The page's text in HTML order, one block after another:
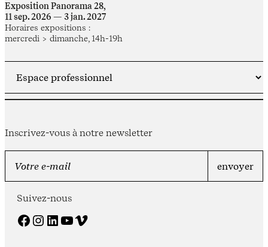
Exposition Panorama 28,
11 sep. 2026 — 3 jan. 2027
Horaires expositions :
mercredi > dimanche, 14h-19h
Inscrivez-vous à notre newsletter
Suivez-nous
Facebook Instagram LinkedIn YouTube Vimeo